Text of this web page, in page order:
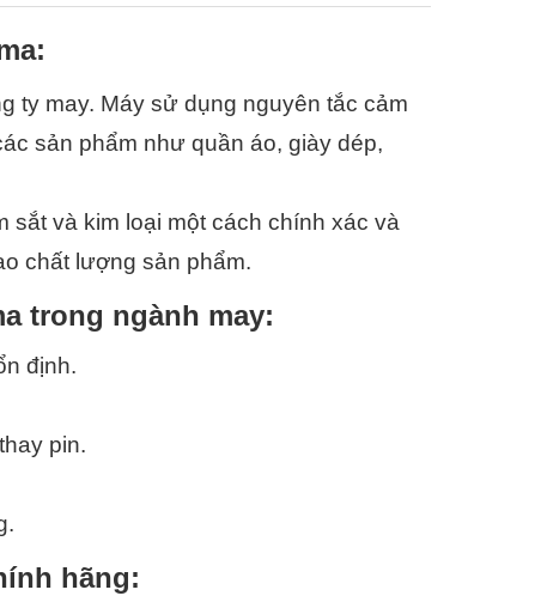
ty may. Máy sử dụng nguyên tắc cảm
sản phẩm như quần áo, giày dép,
sắt và kim loại một cách chính xác và
chất lượng sản phẩm.
trong ngành may:
định.
pin.
hãng: